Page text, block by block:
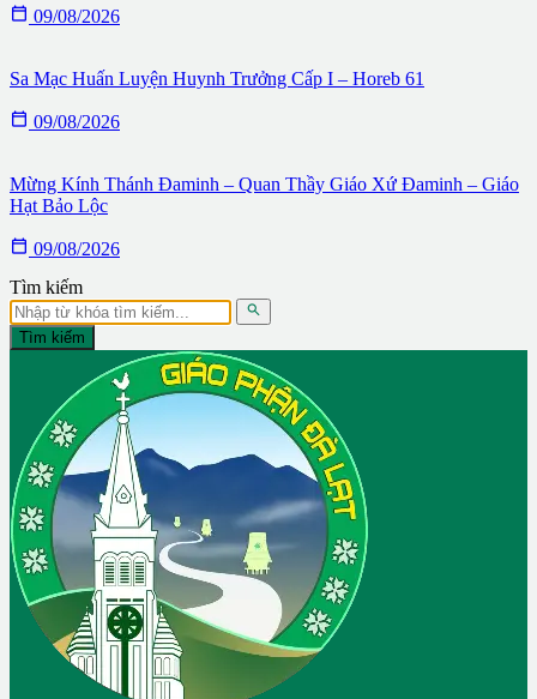
 09/08/2026
Sa Mạc Huấn Luyện Huynh Trưởng Cấp I – Horeb 61
 09/08/2026
Mừng Kính Thánh Đaminh – Quan Thầy Giáo Xứ Đaminh – Giáo
Hạt Bảo Lộc
 09/08/2026
Tìm kiếm

Tìm kiếm